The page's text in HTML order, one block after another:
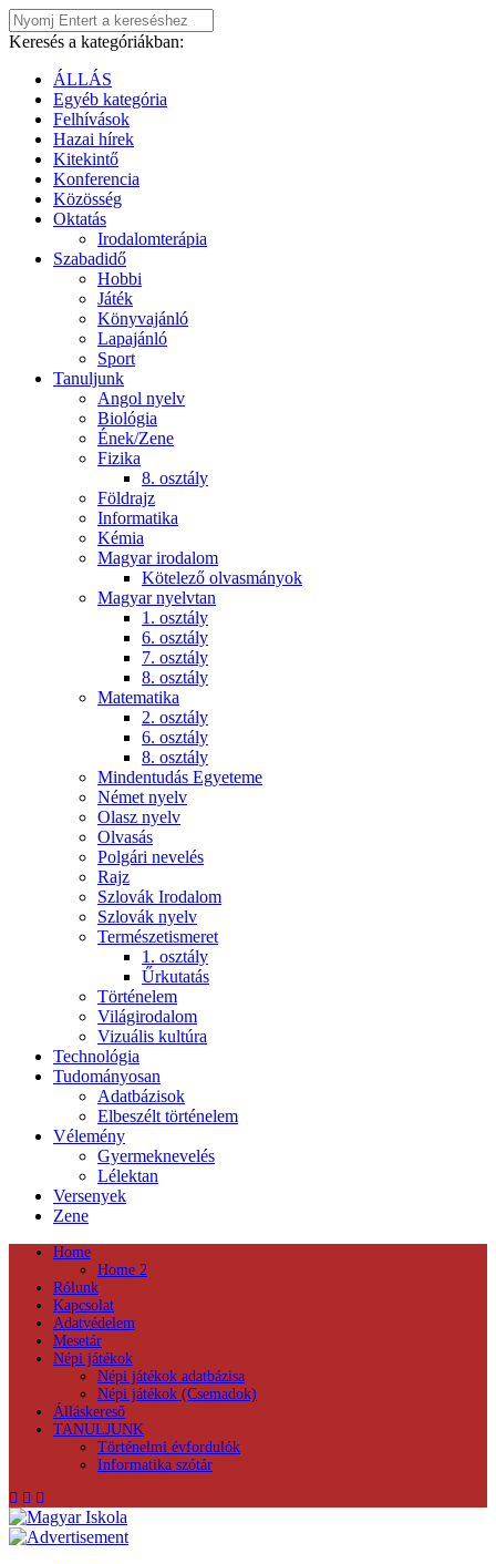
Keresés a kategóriákban:
ÁLLÁS
Egyéb kategória
Felhívások
Hazai hírek
Kitekintő
Konferencia
Közösség
Oktatás
Irodalomterápia
Szabadidő
Hobbi
Játék
Könyvajánló
Lapajánló
Sport
Tanuljunk
Angol nyelv
Biológia
Ének/Zene
Fizika
8. osztály
Földrajz
Informatika
Kémia
Magyar irodalom
Kötelező olvasmányok
Magyar nyelvtan
1. osztály
6. osztály
7. osztály
8. osztály
Matematika
2. osztály
6. osztály
8. osztály
Mindentudás Egyeteme
Német nyelv
Olasz nyelv
Olvasás
Polgári nevelés
Rajz
Szlovák Irodalom
Szlovák nyelv
Természetismeret
1. osztály
Űrkutatás
Történelem
Világirodalom
Vizuális kultúra
Technológia
Tudományosan
Adatbázisok
Elbeszélt történelem
Vélemény
Gyermeknevelés
Lélektan
Versenyek
Zene
Home
Home 2
Rólunk
Kapcsolat
Adatvédelem
Mesetár
Népi játékok
Népi játékok adatbázisa
Népi játékok (Csemadok)
Álláskereső
TANULJUNK
Történelmi évfordulók
Informatika szótár